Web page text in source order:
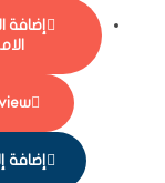
إضافة
إضافة